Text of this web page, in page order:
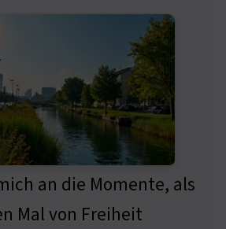
an die Momente, als
Mal von Freiheit